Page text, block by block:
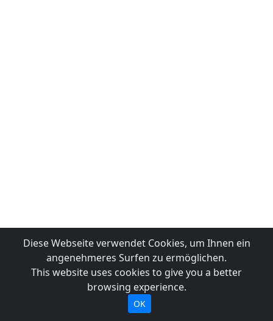
Diese Webseite verwendet Cookies, um Ihnen ein
angenehmeres Surfen zu ermöglichen.
This website uses cookies to give you a better
browsing experience.
OK